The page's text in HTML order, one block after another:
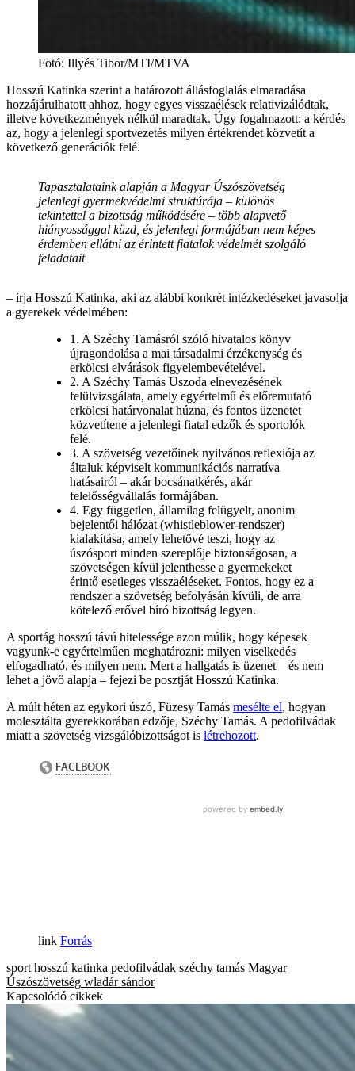
Fotó: Illyés Tibor/MTI/MTVA
Hosszú Katinka szerint a határozott állásfoglalás elmaradása
hozzájárulhatott ahhoz, hogy egyes visszaélések relativizálódtak,
illetve következmények nélkül maradtak. Úgy fogalmazott: a kérdés
az, hogy a jelenlegi sportvezetés milyen értékrendet közvetít a
következő generációk felé.
Tapasztalataink alapján a Magyar Úszószövetség
jelenlegi gyermekvédelmi struktúrája – különös
tekintettel a bizottság működésére – több alapvető
hiányossággal küzd, és jelenlegi formájában nem képes
érdemben ellátni az érintett fiatalok védelmét szolgáló
feladatait
– írja Hosszú Katinka, aki az alábbi konkrét intézkedéseket javasolja
a gyerekek védelmében:
1. A Széchy Tamásról szóló hivatalos könyv
újragondolása a mai társadalmi érzékenység és
erkölcsi elvárások figyelembevételével.
2. A Széchy Tamás Uszoda elnevezésének
felülvizsgálata, amely egyértelmű és előremutató
erkölcsi határvonalat húzna, és fontos üzenetet
közvetítene a jelenlegi fiatal edzők és sportolók
felé.
3. A szövetség vezetőinek nyilvános reflexiója az
általuk képviselt kommunikációs narratíva
hatásairól – akár bocsánatkérés, akár
felelősségvállalás formájában.
4. Egy független, államilag felügyelt, anonim
bejelentői hálózat (whistleblower-rendszer)
kialakítása, amely lehetővé teszi, hogy az
úszósport minden szereplője biztonságosan, a
szövetségen kívül jelenthesse a gyermekeket
érintő esetleges visszaéléseket. Fontos, hogy ez a
rendszer a szövetség befolyásán kívüli, de arra
kötelező erővel bíró bizottság legyen.
A sportág hosszú távú hitelessége azon múlik, hogy képesek
vagyunk-e egyértelműen meghatározni: milyen viselkedés
elfogadható, és milyen nem. Mert a hallgatás is üzenet – és nem
lehet a jövő alapja – fejezi be posztját Hosszú Katinka.
A múlt héten az egykori úszó, Füzesy Tamás mesélte el, hogyan
molesztálta gyerekkorában edzője, Széchy Tamás. A pedofilvádak
miatt a szövetség vizsgálóbizottságot is létrehozott.
Forrás
sport hosszú katinka pedofilvádak széchy tamás Magyar
Úszószövetség wladár sándor
Kapcsolódó cikkek